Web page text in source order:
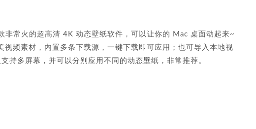
常火的超高清 4K 动态壁纸软件，可以让你的 Mac 桌面动起来~
频素材，内置多条下载源，一键下载即可应用；也可导入本地视
持多屏幕，并可以分别应用不同的动态壁纸，非常推荐。